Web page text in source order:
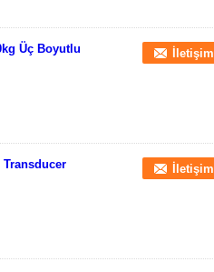
Üç Boyutlu
İletişim
Transducer
İletişim